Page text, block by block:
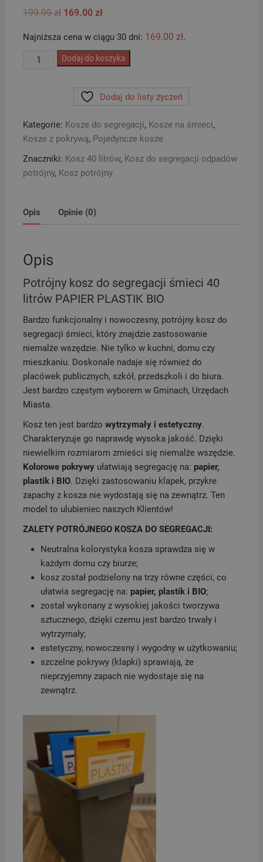
199.99zł Pierwotna
199.99 zł.
169.00 złAktualna
169.00 zł.
Najniższa cena w ciągu 30 dni: 169.00 zł.
ilość
śmieci
40
litrów
PAPIER
Dodaj do koszyka
Dodaj do listy życzeń
Kategorie: Kosze do segregacji, Kosze na śmieci,
Kosze z pokrywą, Pojedyncze kosze
Znaczniki: Kosz 40 litrów, Kosz do segregacji odpadów
potrójny, Kosz potrójny
Opis Opinie (0)
Opis
Potrójny kosz do segregacji śmieci 40
litrów PAPIER PLASTIK BIO
Bardzo funkcjonalny i nowoczesny, potrójny kosz do
segregacji śmieci, który znajdzie zastosowanie
niemalże wszędzie. Nie tylko w kuchni, domu czy
mieszkaniu. Doskonale nadaje się również do
placówek publicznych, szkół, przedszkoli i do biura.
Jest bardzo częstym wyborem w Gminach, Urzędach
Miasta.
Kosz ten jest bardzo wytrzymały i estetyczny.
Charakteryzuje go naprawdę wysoka jakość. Dzięki
niewielkim rozmiarom zmieści się niemalże wszędzie.
Kolorowe pokrywyułatwiają segregację na: papier,
plastik i BIO. Dzięki zastosowaniu klapek, przykre
zapachy z kosza nie wydostają się na zewnątrz. Ten
model to ulubieniec naszych Klientów!
ZALETY POTRÓJNEGO KOSZA DO SEGREGACJI:
Neutralna kolorystyka kosza sprawdza się w
każdym domu czy biurze;
kosz został podzielony na trzy równe części, co
ułatwia segregację na: papier, plastik i BIO;
został wykonany z wysokiej jakości tworzywa
sztucznego, dzięki czemu jest bardzo trwały i
wytrzymały;
estetyczny, nowoczesny i wygodny w użytkowaniu;
szczelne pokrywy (klapki) sprawiają, że
nieprzyjemny zapach nie wydostaje się na
zewnątrz.